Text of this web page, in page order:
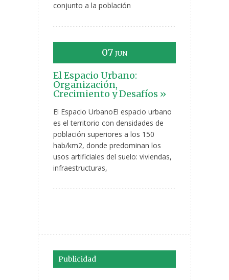
conjunto a la población
07 JUN
El Espacio Urbano:
Organización,
Crecimiento y Desafíos »
El Espacio UrbanoEl espacio urbano
es el territorio con densidades de
población superiores a los 150
hab/km2, donde predominan los
usos artificiales del suelo: viviendas,
infraestructuras,
Publicidad